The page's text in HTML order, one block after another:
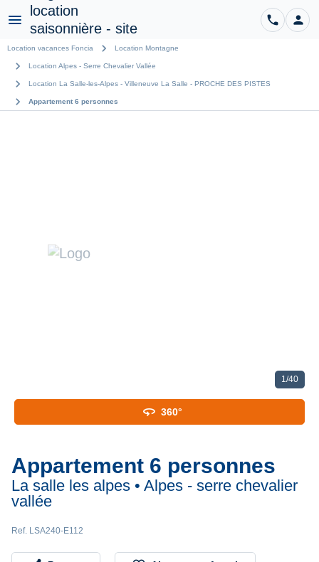
Menu phone person
Location vacances Foncia chevron_right Location Montagne
chevron_right Location Alpes - Serre Chevalier Vallée
chevron_right Location La Salle-les-Alpes - Villeneuve La Salle - PROCHE DES PISTES
chevron_right Appartement 6 personnes
1/40
360 360°
Appartement 6 personnes
La salle les alpes • Alpes - serre chevalier
vallée
Ref. LSA240-E112